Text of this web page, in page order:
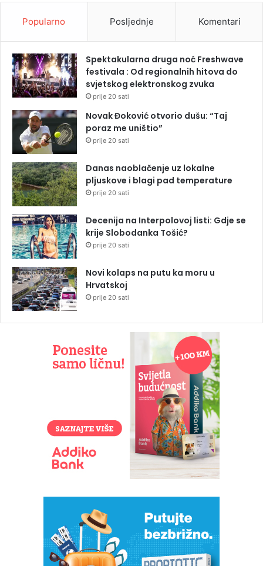
Popularno Posljednje Komentari
Spektakularna druga noć Freshwave
festivala : Od regionalnih hitova do
svjetskog elektronskog zvuka
prije 20 sati
Novak Đoković otvorio dušu: “Taj
poraz me uništio”
prije 20 sati
Danas naoblačenje uz lokalne
pljuskove i blagi pad temperature
prije 20 sati
Decenija na Interpolovoj listi: Gdje se
krije Slobodanka Tošić?
prije 20 sati
Novi kolaps na putu ka moru u
Hrvatskoj
prije 20 sati